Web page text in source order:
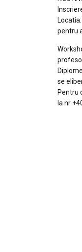
pentru
se
Pentru
la nr